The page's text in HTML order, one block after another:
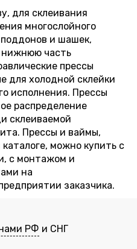
для склеивания
многослойного
и шашек,
часть
прессы
для холодной склейки
исполнения. Прессы
распределение
склеиваемой
Прессы и ваймы,
можно купить с
с монтажом и
на
заказчика.
РФ и СНГ